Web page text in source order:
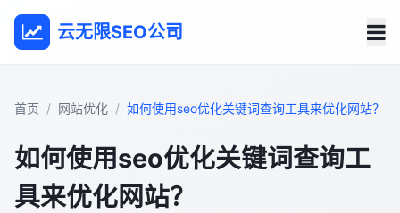
云无限SEO公司
首页 网站优化 如何使用seo优化关键词查询工具来优化网站？
如何使用seo优化关键词查询工
具来优化网站？